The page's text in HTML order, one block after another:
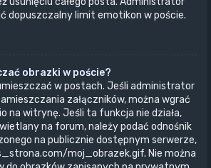
dopuszczalny limit emotikon w poście.
obrazki w poście?
w postach. Jeśli administrator
załączników, można wgrać
na witrynę. Jeśli ta funkcja nie działa,
na forum, należy podać odnośnik
na publicznie dostępnym serwerze,
moj_obrazek.gif. Nie można